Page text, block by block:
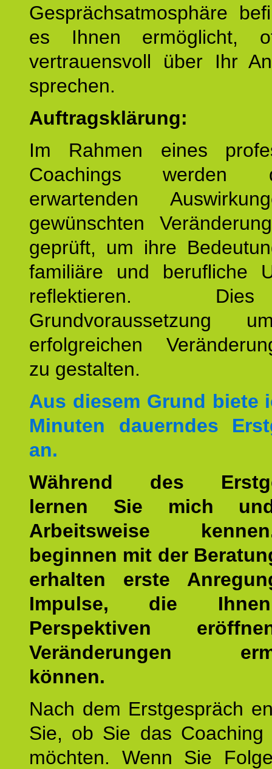
Gesprächsatmosphäre
es Ihnen ermöglicht,
vertrauensvoll über Ihr
sprechen.
Auftragsklärung:
Im Rahmen eines
Coachings
erwartenden
gewünschten
geprüft, um ihre
familiäre und berufliche
reflektieren.
Grundvoraussetzung
erfolgreichen
zu gestalten.
Aus diesem Grund biete
Minuten dauerndes
an.
Während des
lernen Sie mich
Arbeitsweise
beginnen mit der
erhalten erste
Impulse, die
Perspektiven
Veränderungen
können.
Nach dem Erstgespräch
Sie, ob Sie das Coaching
möchten. Wenn Sie